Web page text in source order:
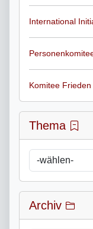
International
Komitee
Thema
Archiv